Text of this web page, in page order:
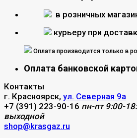
в розничных
курьеру при
Оплата производится только в
Оплата банковской
Контакты
г. Красноярск, ул. Северная 9а
+7 (391) 223-90-16 пн-пт 9:00-
выходной
shop@krasgaz.ru